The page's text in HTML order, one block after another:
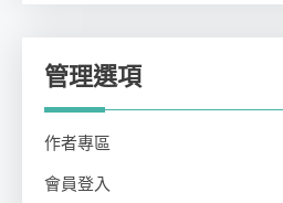
管理選項
作者專區
會員登入